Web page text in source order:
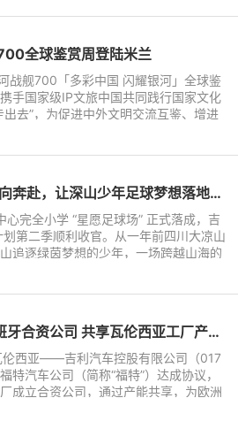
全球鉴赏周登陆米兰
战舰700「多彩中国 闪耀银河」全球鉴
手国家级IP文旅中国共同践行国家文化
去”，为促进中外文明交流互鉴、增进
吉利星愿与80万车主双向奔赴，让深山少年足球梦想落地生根
完全小学 “星愿足球场” 正式落成，吉
第二季顺利收官。从一年前四川大凉山
追逐绿茵梦想的少年，一场跨越山海的
吉利汽车与福特成立西班牙合资公司 共享瓦伦西亚工厂产能进行本地化生产
西亚——吉利汽车控股有限公司（017
特汽车公司（简称“福特”）达成协议，
成立合资公司，通过产能共享，为欧洲